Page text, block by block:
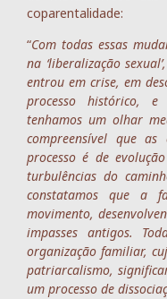
coparentalidade:
“Com todas essas
na ‘liberalização
entrou em crise, em
processo histórico, e
tenhamos um olhar
compreensível que
processo é de
turbulências do
constatamos que a
movimento,
impasses antigos.
organização familiar,
patriarcalismo,
um processo de